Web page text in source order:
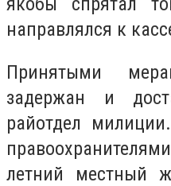
направлялся к
Принятыми
задержан и
райотдел
летний местный